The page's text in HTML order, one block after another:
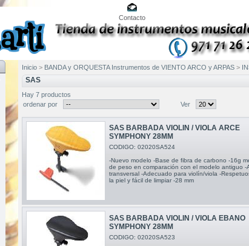
Contacto
Inicio > BANDA y ORQUESTA Instrumentos de VIENTO ARCO y ARPAS >
SAS
Hay 7 productos
ordenar por
Ver
SAS BARBADA VIOLIN / VIOLA ARCE
SYMPHONY 28MM
CODIGO: 02020SA524
-Nuevo modelo -Base de fibra de carbono -16g
de peso en comparación con el modelo antiguo -
transversal -Adecuado para violín/viola -
la piel y fácil de limpiar -28 mm
SAS BARBADA VIOLIN / VIOLA EBANO
SYMPHONY 28MM
CODIGO: 02020SA523